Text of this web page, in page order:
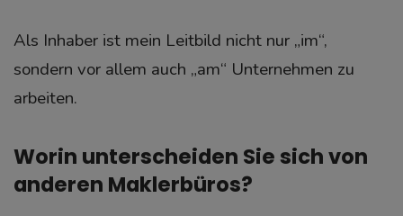
Als Inhaber ist mein Leitbild nicht nur „im“,
sondern vor allem auch „am“ Unternehmen zu
arbeiten.
Worin unterscheiden Sie sich von
anderen Maklerbüros?